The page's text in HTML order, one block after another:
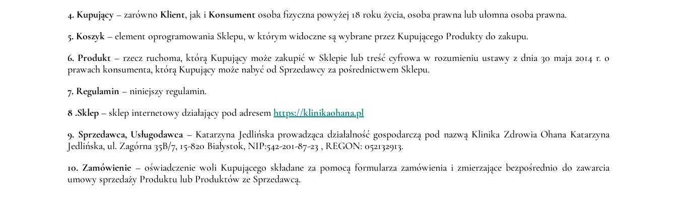
4. Kupujący– zarównoKlient, jak iKonsument osoba fizyczna powyżej 18 roku życia, osoba prawna lub ułomna osoba prawna.
5. Koszyk– element oprogramowania Sklepu, w którym widoczne są wybrane przez Kupującego Produkty do zakupu.
6. Produkt – rzecz ruchoma, którą Kupujący może zakupić w Sklepie lub treść cyfrowa w rozumieniu ustawy z dnia 30 maja 2014 r. o
prawach konsumenta, którą Kupujący może nabyć od Sprzedawcy za pośrednictwem Sklepu.
7. Regulamin – niniejszy regulamin.
8 .Sklep – sklep internetowy działający pod adresemhttps://klinikaohana.pl
9. Sprzedawca, Usługodawca– Katarzyna Jedlińska prowadząca działalność gospodarczą pod nazwą Klinika Zdrowia Ohana Katarzyna
Jedlińska, ul. Zagórna 35B/7, 15-820 Białystok, NIP:542-201-87-23 , REGON: 052132913.
10. Zamówienie – oświadczenie woli Kupującego składane za pomocą formularza zamówienia i zmierzające bezpośrednio do zawarcia
umowy sprzedaży Produktu lub Produktów ze Sprzedawcą.